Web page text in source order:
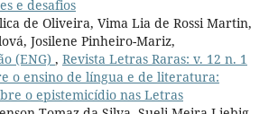
e desafios
de Oliveira, Vima Lia de Rossi Martin,
Josilene Pinheiro-Mariz,
(ENG) , Revista Letras Raras: v. 12 n. 1
o ensino de língua e de literatura:
o epistemicídio nas Letras